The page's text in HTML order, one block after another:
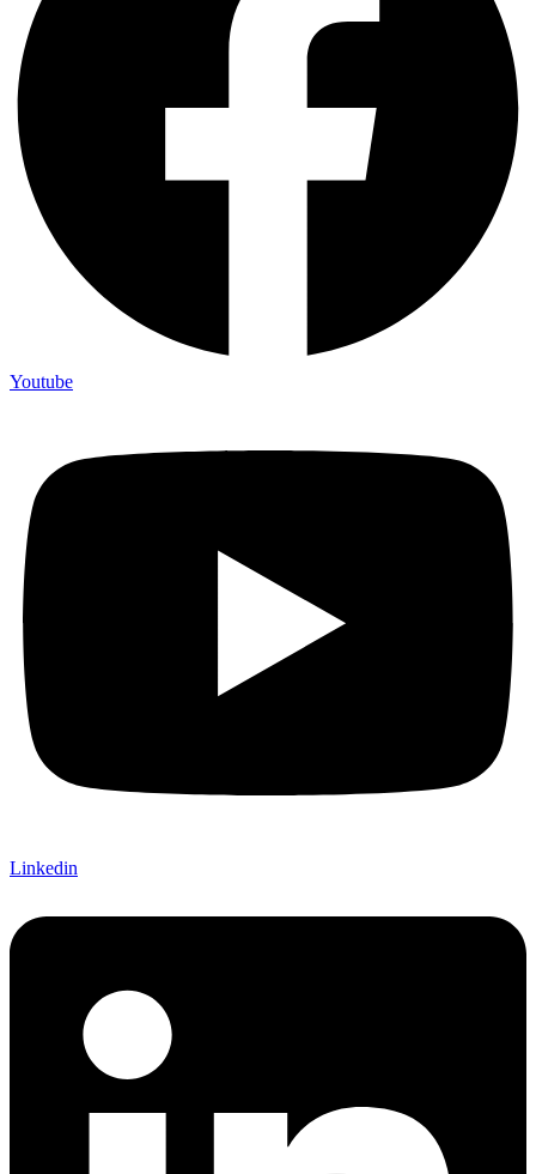
Youtube
Linkedin